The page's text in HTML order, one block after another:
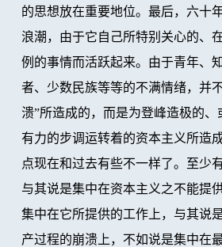
的思想放在重要地位。最后，六十
浪潮，由于它自己所特别关心的、
例的事情而活跃起来。由于青年、
者、少数民族等等的不满情绪，并
溃”所造成的，而是为登峰造极的
有力的步调运转着的资本主义所造
点现在和过去有些不一样了。至少
与其说是集中在资本主义之不能提
集中在它所提供的工作上，与其说
产过程的崩溃上，不如说是集中在